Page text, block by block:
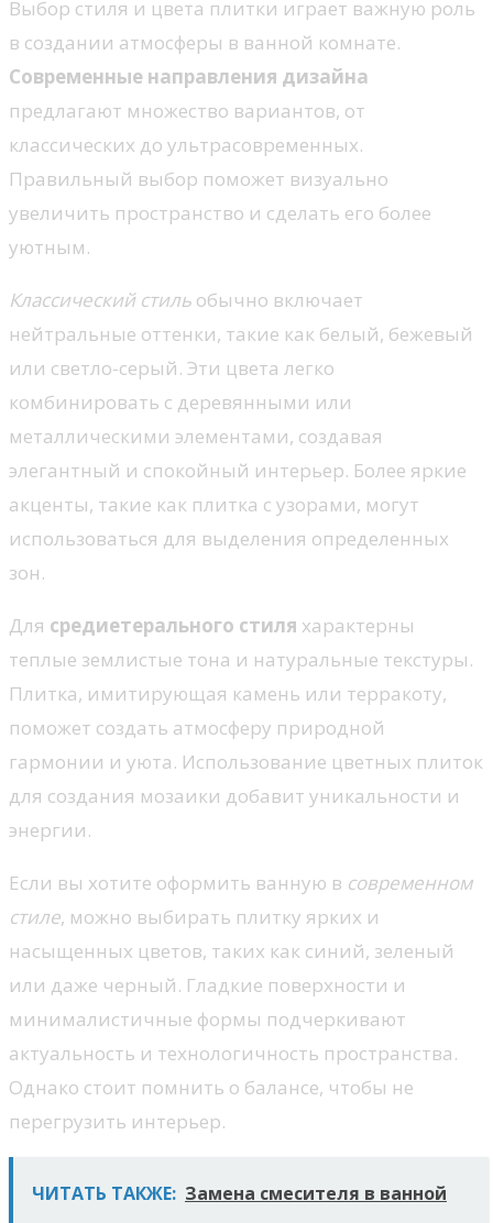
Выбор стиля и цвета плитки играет важную роль
в создании атмосферы в ванной комнате.
Современные направления дизайна
предлагают множество вариантов, от
классических до ультрасовременных.
Правильный выбор поможет визуально
увеличить пространство и сделать его более
уютным.
Классический стиль обычно включает
нейтральные оттенки, такие как белый, бежевый
или светло-серый. Эти цвета легко
комбинировать с деревянными или
металлическими элементами, создавая
элегантный и спокойный интерьер. Более яркие
акценты, такие как плитка с узорами, могут
использоваться для выделения определенных
зон.
Для средиетерального стиля характерны
теплые землистые тона и натуральные текстуры.
Плитка, имитирующая камень или терракоту,
поможет создать атмосферу природной
гармонии и уюта. Использование цветных плиток
для создания мозаики добавит уникальности и
энергии.
Если вы хотите оформить ванную в современном
стиле, можно выбирать плитку ярких и
насыщенных цветов, таких как синий, зеленый
или даже черный. Гладкие поверхности и
минималистичные формы подчеркивают
актуальность и технологичность пространства.
Однако стоит помнить о балансе, чтобы не
перегрузить интерьер.
ЧИТАТЬ ТАКЖЕ: Замена смесителя в ванной